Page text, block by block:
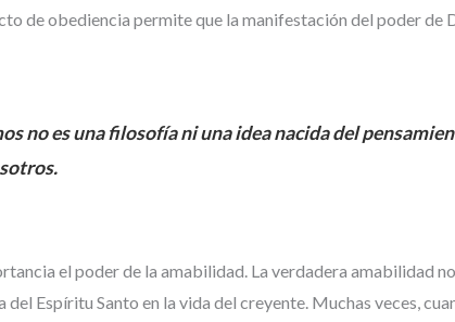
de obediencia permite que la manifestación del poder
no es una filosofía ni una idea nacida del
el poder de la amabilidad. La verdadera amabilidad
del Espíritu Santo en la vida del creyente. Muchas veces,